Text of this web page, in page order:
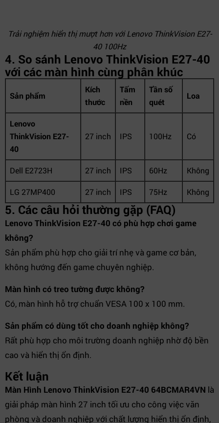
Trải nghiệm hiển thị mượt hơn với Lenovo ThinkVision E27-
40 100Hz
4. So sánh Lenovo ThinkVision E27-40
với các màn hình cùng phân khúc
Sản phẩm
Kích
thước
Tấm
nền
Tần số
quét
Loa
Lenovo
ThinkVision E27-
40
27 inch IPS 100Hz Có
Dell E2723H 27 inch IPS 60Hz Không
LG 27MP400 27 inch IPS 75Hz Không
5. Các câu hỏi thường gặp (FAQ)
Lenovo ThinkVision E27-40 có phù hợp chơi game
không?
Sản phẩm phù hợp cho giải trí nhẹ và game cơ bản,
không hướng đến game chuyên nghiệp.
Màn hình có treo tường được không?
Có, màn hình hỗ trợ chuẩn VESA 100 x 100 mm.
Sản phẩm có dùng tốt cho doanh nghiệp không?
Rất phù hợp cho môi trường doanh nghiệp nhờ độ bền
cao và hiển thị ổn định.
Kết luận
Màn Hình Lenovo ThinkVision E27-40 64BCMAR4VN là
giải pháp màn hình 27 inch tối ưu cho công việc văn
phòng và doanh nghiệp với chất lượng hiển thị ổn định,